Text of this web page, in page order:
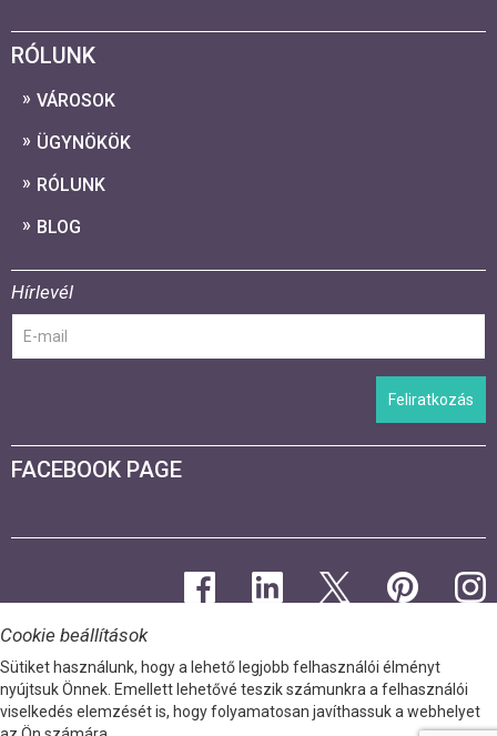
RÓLUNK
VÁROSOK
ÜGYNÖKÖK
RÓLUNK
BLOG
Hírlevél
Feliratkozás
FACEBOOK PAGE
Cookie beállítások
Sütiket használunk, hogy a lehető legjobb felhasználói élményt
nyújtsuk Önnek. Emellett lehetővé teszik számunkra a felhasználói
viselkedés elemzését is, hogy folyamatosan javíthassuk a webhelyet